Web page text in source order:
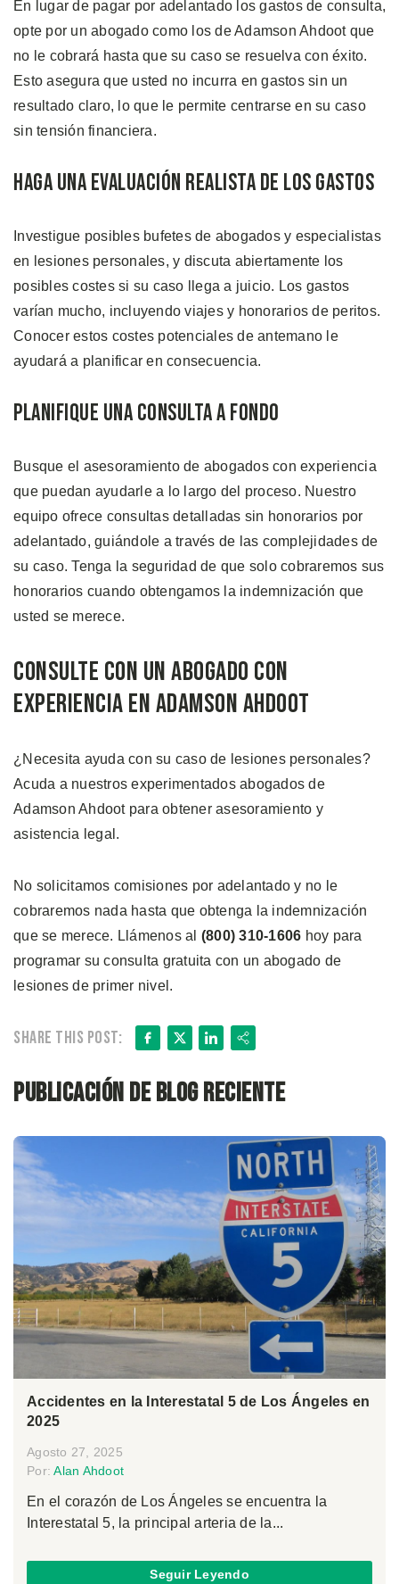
En lugar de pagar por adelantado los gastos de consulta,
opte por un abogado como los de Adamson Ahdoot que
no le cobrará hasta que su caso se resuelva con éxito.
Esto asegura que usted no incurra en gastos sin un
resultado claro, lo que le permite centrarse en su caso
sin tensión financiera.
Haga una Evaluación Realista de los Gastos
Investigue posibles bufetes de abogados y especialistas
en lesiones personales, y discuta abiertamente los
posibles costes si su caso llega a juicio. Los gastos
varían mucho, incluyendo viajes y honorarios de peritos.
Conocer estos costes potenciales de antemano le
ayudará a planificar en consecuencia.
Planifique una Consulta a Fondo
Busque el asesoramiento de abogados con experiencia
que puedan ayudarle a lo largo del proceso. Nuestro
equipo ofrece consultas detalladas sin honorarios por
adelantado, guiándole a través de las complejidades de
su caso. Tenga la seguridad de que solo cobraremos sus
honorarios cuando obtengamos la indemnización que
usted se merece.
Consulte con un Abogado con
Experiencia en Adamson Ahdoot
¿Necesita ayuda con su caso de lesiones personales?
Acuda a nuestros experimentados abogados de
Adamson Ahdoot para obtener asesoramiento y
asistencia legal.
No solicitamos comisiones por adelantado y no le
cobraremos nada hasta que obtenga la indemnización
que se merece. Llámenos al (800) 310-1606 hoy para
programar su consulta gratuita con un abogado de
lesiones de primer nivel.
Share this post: Facebook
X LinkedIn
Share
Publicación de blog reciente
Accidentes en la Interestatal 5 de Los Ángeles en
2025
Agosto 27, 2025
Por:Alan Ahdoot
En el corazón de Los Ángeles se encuentra la
Interestatal 5, la principal arteria de la...
Seguir Leyendo